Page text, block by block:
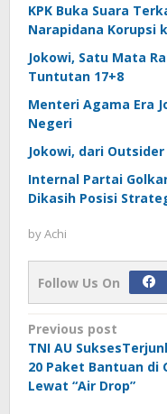
KPK Buka Suara
Narapidana Korupsi
Jokowi, Satu Mata
Tuntutan 17+8
Menteri Agama Era
Negeri
Jokowi, dari
Internal Partai
Dikasih Posisi
byAchi
Follow Us On
Post
navigation
Previous post
TNI AU
20 Paket Bantuan di
Lewat “Air Drop”